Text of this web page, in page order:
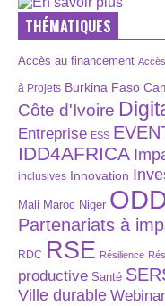
THÉMATIQUES
Accès au financement
à Projets Burkina Faso
Côte d'Ivoire
Entreprise ESS
IDD4AFRICA
inclusives Innovation
Mali Maroc Niger
Partenariats à
RDC RSE Résilience
productive Santé
Ville durable Webinar